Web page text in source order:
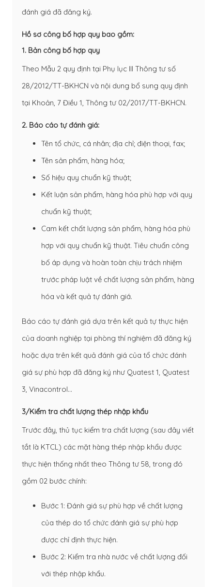
đánh giá đã đăng ký.
Hồ sơ công bố hợp quy bao gồm:
1. Bản công bố hợp quy
Theo Mẫu 2 quy định tại Phụ lục III Thông tư số
28/2012/TT-BKHCN và nội dung bổ sung quy định
tại Khoản, 7 Điều 1, Thông tư 02/2017/TT-BKHCN.
2. Báo cáo tự đánh giá:
Tên tổ chức, cá nhân; địa chỉ; điện thoại, fax;
Tên sản phẩm, hàng hóa;
Số hiệu quy chuẩn kỹ thuật;
Kết luận sản phẩm, hàng hóa phù hợp với quy
chuẩn kỹ thuật;
Cam kết chất lượng sản phẩm, hàng hóa phù
hợp với quy chuẩn kỹ thuật. Tiêu chuẩn công
bố áp dụng và hoàn toàn chịu trách nhiệm
trước pháp luật về chất lượng sản phẩm, hàng
hóa và kết quả tự đánh giá.
Báo cáo tự đánh giá dựa trên kết quả tự thực hiện
của doanh nghiệp tại phòng thí nghiệm đã đăng ký
hoặc dựa trên kết quả đánh giá của tổ chức đánh
giá sự phù hợp đã đăng ký như Quatest 1, Quatest
3, Vinacontrol…
3/Kiểm tra chất lượng thép nhập khẩu
Trước đây, thủ tục kiểm tra chất lượng (sau đây viết
tắt là KTCL) các mặt hàng thép nhập khẩu được
thực hiện thống nhất theo Thông tư 58, trong đó
gồm 02 bước chính:
Bước 1: Đánh giá sự phù hợp về chất lượng
của thép do tổ chức đánh giá sự phù hợp
được chỉ định thực hiện.
Bước 2: Kiểm tra nhà nước về chất lượng đối
với thép nhập khẩu.